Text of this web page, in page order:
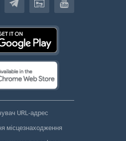
URL-адрес
місцезнаходження